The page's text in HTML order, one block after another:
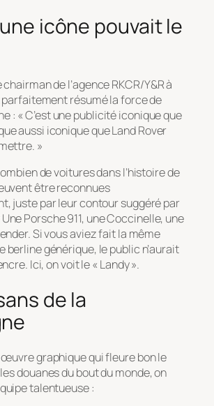
icône pouvait le
de l’agence RKCR/Y&R à
parfaitement résumé la force de
: « C’est une publicité iconique que
aussi iconique que Land Rover
»
de voitures dans l’histoire de
être reconnues
juste par leur contour suggéré par
Porsche 911, une Coccinelle, une
Si vous aviez fait la même
berline générique, le public n’aurait
Ici, on voit le « Landy ».
de la
graphique qui fleure bon le
douanes du bout du monde, on
talentueuse :